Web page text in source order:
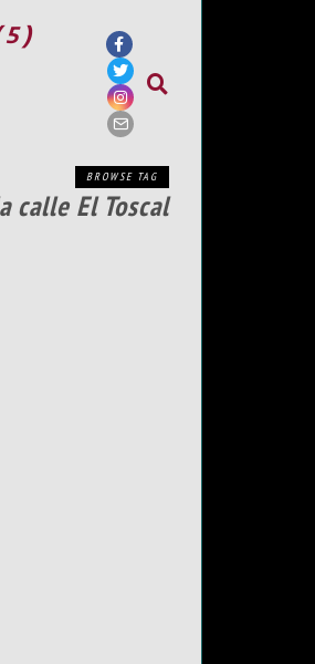
BROWSE TAG
calle El Toscal